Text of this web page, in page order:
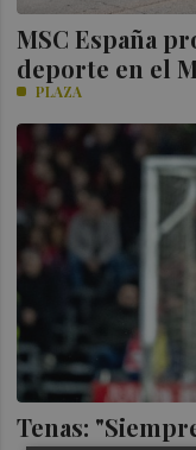
MSC España
deporte en el
PLAZA
Tenas: